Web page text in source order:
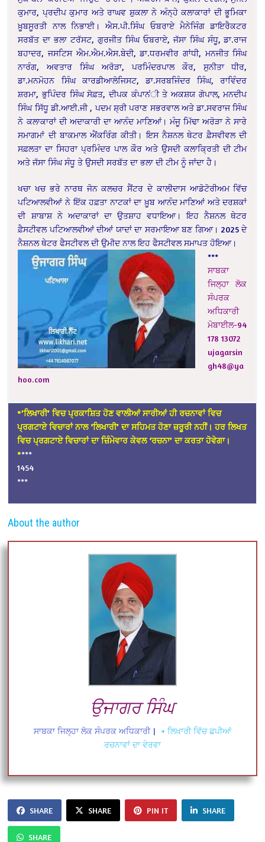
ਕੁਮਾਰ, ਪ੍ਰਦੀਪ ਕੁਮਾਰ ਅਤੇ ਰਾਘਵ ਸ਼ੁਕਲਾ ਨੇ ਅੰਨ੍ਹੇ ਕਲਾਕਾਰਾਂ ਦੀ ਭੂਮਿਕਾ
ਖ਼ੂਬਸੂਰਤੀ ਨਾਲ ਨਿਭਾਈ। ਐਸ.ਪੀ.ਸਿੰਘ ਓਬਰਾਏ ਮੈਨੇਜਿੰਗ ਡਾਇਰੈਕਟਰ
ਸਰਬੱਤ ਦਾ ਭਲਾ ਟਰੱਸਟ, ਗੁਰਜੀਤ ਸਿੰਘ ਓਬਰਾਏ, ਜੱਸਾ ਸਿੰਘ ਸੰਧੂ, ਡਾ.ਰਾਜ
ਬਹਾਦਰ, ਜਸਟਿਸ ਐਮ.ਐਮ.ਐਸ.ਬੇਦੀ, ਡਾ.ਧਰਮਵੀਰ ਗਾਂਧੀ, ਮਨਜੀਤ ਸਿੰਘ
ਨਾਰੰਗ, ਅਵਤਾਰ ਸਿੰਘ ਅਰੋੜਾ, ਪਰਮਿੰਦਰਪਾਲ ਕੌਰ, ਸੁਨੀਤਾ ਧੀਰ,
ਡਾ.ਮਨਮੋਹਨ ਸਿੰਘ ਕਾਰਡੀਆਲੋਜਿਸਟ, ਡਾ.ਸਰਬਜਿੰਦਰ ਸਿੰਘ, ਰਾਵਿੰਦਰ
ਸ਼ਰਮਾ, ਭੁਪਿੰਦਰ ਸਿੰਘ ਸੋਫ਼ਤ, ਦੀਪਕ ਕੰਪਾਨਂੀ ਤੇ ਅਕਸ਼ਯ ਗੋਪਾਲ, ਮਨਦੀਪ
ਸਿੰਘ ਸਿੱਧੂ ਡੀ.ਆਈ.ਜੀ , ਪਦਮ ਸ਼੍ਰੀ ਪਰਾਣ ਸਭਰਵਾਲ ਅਤੇ ਡਾ.ਸਵਰਾਜ ਸਿੰਘ
ਨੇ ਕਲਾਕਾਰਾਂ ਦੀ ਅਦਾਕਾਰੀ ਦਾ ਆਨੰਦ ਮਾਣਿਆਂ। ਮੰਜੂ ਮਿੱਢਾ ਅਰੋੜਾ ਨੇ ਸਾਰੇ
ਸਮਾਗਮਾਂ ਦੀ ਬਾਕਮਾਲ ਐਂਕਰਿੰਗ ਕੀਤੀ। ਇਸ ਨੈਸ਼ਨਲ ਥੇਟਰ ਫ਼ੈਸਵੀਵਲ ਦੀ
ਸਫ਼ਲਤਾ ਦਾ ਸਿਹਰਾ ਪ੍ਰਮਿੰਦਰ ਪਾਲ ਕੌਰ ਅਤੇ ਉਸਦੀ ਕਲਾਕ੍ਰਿਤੀ ਦੀ ਟੀਮ
ਅਤੇ ਜੱਸਾ ਸਿੰਘ ਸੰਧੂ ਤੇ ਉਸਦੀ ਸਰਬੱਤ ਦਾ ਭਲਾ ਦੀ ਟੀਮ ਨੂੰ ਜਾਂਦਾ ਹੈ।
ਖਚਾ ਖਚ ਭਰੇ ਨਾਰਥ ਜੋਨ ਕਲਚਰ ਸੈਂਟਰ ਦੇ ਕਾਲੀਦਾਸ ਆਡੋਟੋਰੀਅਮ ਵਿੱਚ
ਪਟਿਆਲਵੀਆਂ ਨੇ ਇੱਕ ਹਫ਼ਤਾ ਨਾਟਕਾਂ ਦਾ ਖ਼ੂਬ ਆਨੰਦ ਮਾਣਿਆਂ ਅਤੇ ਦਰਸ਼ਕਾਂ
ਦੀ ਸ਼ਾਬਾਸ਼ ਨੇ ਅਦਾਕਾਰਾਂ ਦਾ ਉਤਸ਼ਾਹ ਵਧਾਇਆ। ਇਹ ਨੈਸ਼ਨਲ ਥੇਟਰ
ਫ਼ੈਸਟੀਵਲ ਪਟਿਆਲਵੀਆਂ ਦੀਆਂ ਯਾਦਾਂ ਦਾ ਸਰਮਾਇਆ ਬਣ ਗਿਆ। 2025 ਦੇ
ਨੈਸ਼ਨਲ ਥੇਟਰ ਫੈਸਟੀਵਲ ਦੀ ਉਮੀਦ ਨਾਲ ਇਹ ਫੈਸਟੀਵਲ ਸਮਾਪਤ ਹੋਇਆ।
***
ਸਾਬਕਾ
ਜਿਲ੍ਹਾ ਲੋਕ
ਸੰਪਰਕ
ਅਧਿਕਾਰੀ
ਮੋਬਾਈਲ-94
178 13072
ujagarsin
gh48@ya
hoo.com
*’ਲਿਖਾਰੀ’ ਵਿਚ ਪ੍ਰਕਾਸ਼ਿਤ ਹੋਣ ਵਾਲੀਆਂ ਸਾਰੀਆਂ ਹੀ ਰਚਨਾਵਾਂ ਵਿਚ
ਪ੍ਰਗਟਾਏ ਵਿਚਾਰਾਂ ਨਾਲ ‘ਲਿਖਾਰੀ’ ਦਾ ਸਹਿਮਤ ਹੋਣਾ ਜ਼ਰੂਰੀ ਨਹੀਂ। ਹਰ ਲਿਖਤ
ਵਿਚ ਪ੍ਰਗਟਾਏ ਵਿਚਾਰਾਂ ਦਾ ਜ਼ਿੰਮੇਵਾਰ ਕੇਵਲ ‘ਰਚਨਾ’ ਦਾ ਕਰਤਾ ਹੋਵੇਗਾ।
****
1454
***
About the author
ਉਜਾਗਰ ਸਿੰਘ
ਸਾਬਕਾ ਜਿਲ੍ਹਾ ਲੋਕ ਸੰਪਰਕ ਅਧਿਕਾਰੀ |
+ ਲਿਖਾਰੀ ਵਿੱਚ ਛਪੀਆਂ
ਰਚਨਾਵਾਂ ਦਾ ਵੇਰਵਾ
SHARE SHARE PIN IT SHARE
SHARE